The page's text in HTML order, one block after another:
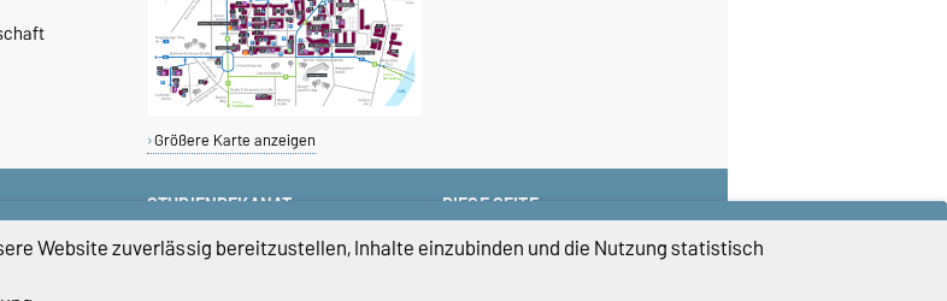
Größere Karte anzeigen
STUDIENDEKANAT
studiendekan-fww@ovgu.de
DIESE SEITE
Vorlesen
Website zuverlässig bereitzustellen, Inhalte einzubinden und die Nutzung statistisch